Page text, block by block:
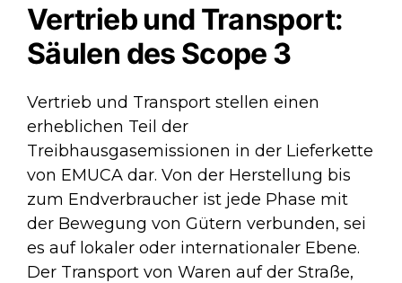
Vertrieb und Transport:
Säulen des Scope 3
Vertrieb und Transport stellen einen
erheblichen Teil der
Treibhausgasemissionen in der Lieferkette
von EMUCA dar. Von der Herstellung bis
zum Endverbraucher ist jede Phase mit
der Bewegung von Gütern verbunden, sei
es auf lokaler oder internationaler Ebene.
Der Transport von Waren auf der Straße,